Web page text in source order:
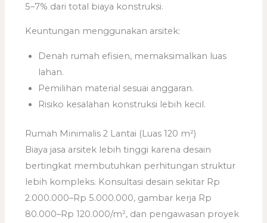
5–7% dari total biaya konstruksi.
Keuntungan menggunakan arsitek:
Denah rumah efisien, memaksimalkan luas
lahan.
Pemilihan material sesuai anggaran.
Risiko kesalahan konstruksi lebih kecil.
Rumah Minimalis 2 Lantai (Luas 120 m²)
Biaya jasa arsitek lebih tinggi karena desain
bertingkat membutuhkan perhitungan struktur
lebih kompleks. Konsultasi desain sekitar Rp
2.000.000–Rp 5.000.000, gambar kerja Rp
80.000–Rp 120.000/m², dan pengawasan proyek